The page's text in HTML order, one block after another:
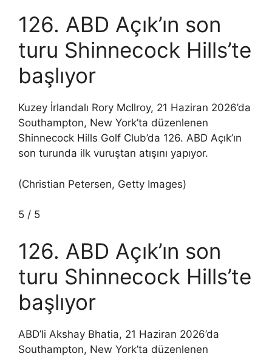
126. ABD Açık’ın son
turu Shinnecock Hills’te
başlıyor
Kuzey İrlandalı Rory McIlroy, 21 Haziran 2026’da
Southampton, New York’ta düzenlenen
Shinnecock Hills Golf Club’da 126. ABD Açık’ın
son turunda ilk vuruştan atışını yapıyor.
(Christian Petersen, Getty Images)
5 / 5
126. ABD Açık’ın son
turu Shinnecock Hills’te
başlıyor
ABD’li Akshay Bhatia, 21 Haziran 2026’da
Southampton, New York’ta düzenlenen